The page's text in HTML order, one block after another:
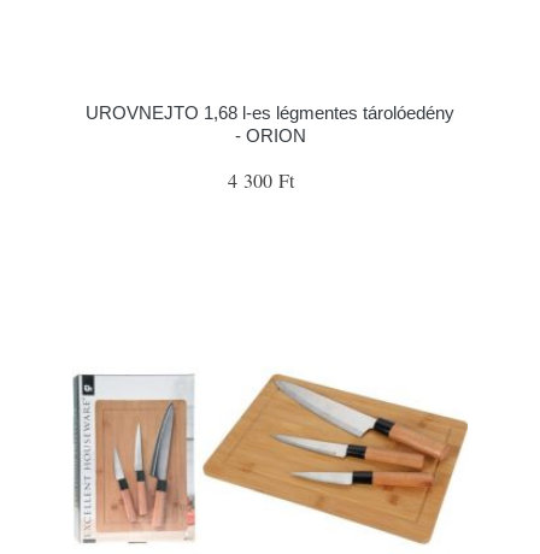
UROVNEJTO 1,68 l-es légmentes tárolóedény
- ORION
4 300 Ft